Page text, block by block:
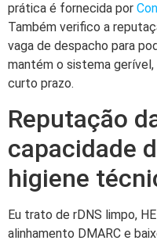
prática é fornecida por
Também verifico a
vaga de despacho para
mantém o sistema
curto prazo.
Reputação
capacidade
higiene
Eu trato de rDNS limpo,
alinhamento DMARC e